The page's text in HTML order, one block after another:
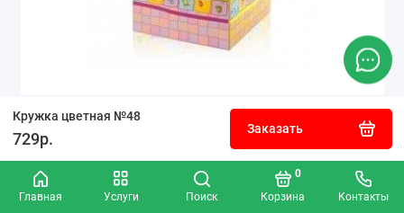
Главная Услуги Поиск Корзина
0
Контакты
Кружка цветная №48
729р.
Заказать
Коробка для кружки подарочная розовая
50р.